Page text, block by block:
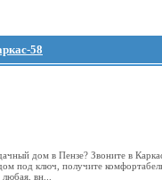
58
дом в Пензе? Звоните в
под ключ, получите
вн...